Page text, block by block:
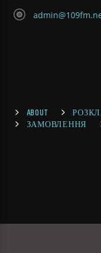
ABOUT
ЗАМОВЛЕННЯ